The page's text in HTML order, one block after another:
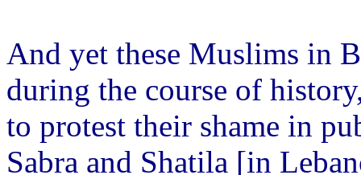
And yet these Muslims in
during the course of
to protest their shame in
Sabra and Shatila [in